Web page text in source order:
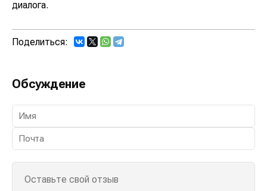
диалога.
Поделиться:
Обсуждение